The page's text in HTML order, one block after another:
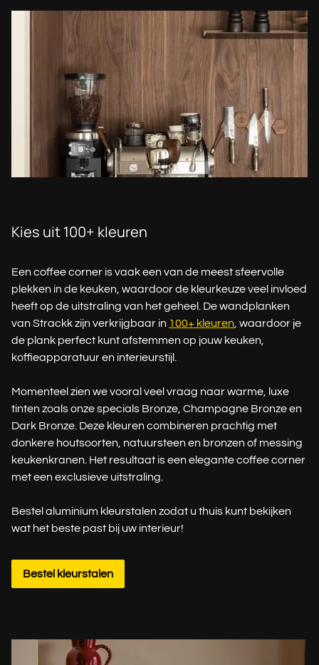
Kies uit 100+ kleuren
Een coffee corner is vaak een van de meest sfeervolle
plekken in de keuken, waardoor de kleurkeuze veel invloed
heeft op de uitstraling van het geheel. De wandplanken
van Strackk zijn verkrijgbaar in 100+ kleuren , waardoor je
de plank perfect kunt afstemmen op jouw keuken,
koffieapparatuur en interieurstijl.
Momenteel zien we vooral veel vraag naar warme, luxe
tinten zoals onze specials Bronze, Champagne Bronze en
Dark Bronze. Deze kleuren combineren prachtig met
donkere houtsoorten, natuursteen en bronzen of messing
keukenkranen. Het resultaat is een elegante coffee corner
met een exclusieve uitstraling.
Bestel aluminium kleurstalen zodat u thuis kunt bekijken
wat het beste past bij uw interieur!
Bestel kleurstalen